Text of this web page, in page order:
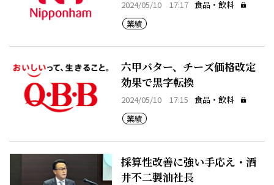
2024/05/10 17:17 食品・飲料
業績
六甲バター、チーズ価格改定
効果で黒字転換
2024/05/10 17:15 食品・飲料
業績
採算性改善に強い手応え・酒
井不二製油社長